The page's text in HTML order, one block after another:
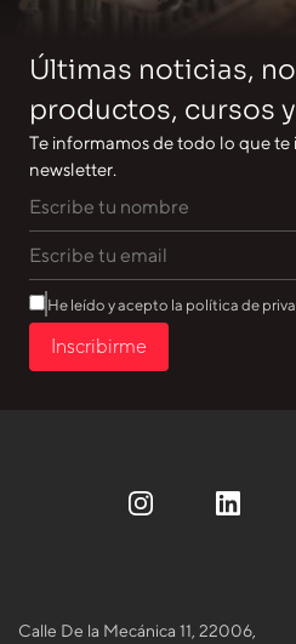
Últimas noticias,
productos, cursos
Te informamos de todo lo que te
newsletter.
He leído y acepto la política de
Inscribirme
Calle De la Mecánica 11, 22006,